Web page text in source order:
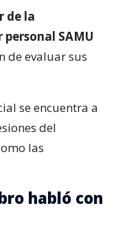
de la
SAMU
de evaluar sus
se encuentra a
del
las
habló con